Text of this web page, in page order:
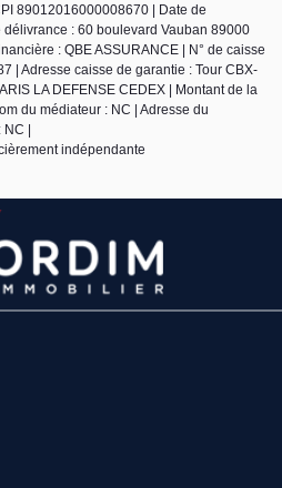
89012016000008670 | Date de
: 60 boulevard Vauban 89000
: QBE ASSURANCE | N° de caisse
| Adresse caisse de garantie : Tour CBX-
LA DEFENSE CEDEX | Montant de la
du médiateur : NC | Adresse du
|
indépendante